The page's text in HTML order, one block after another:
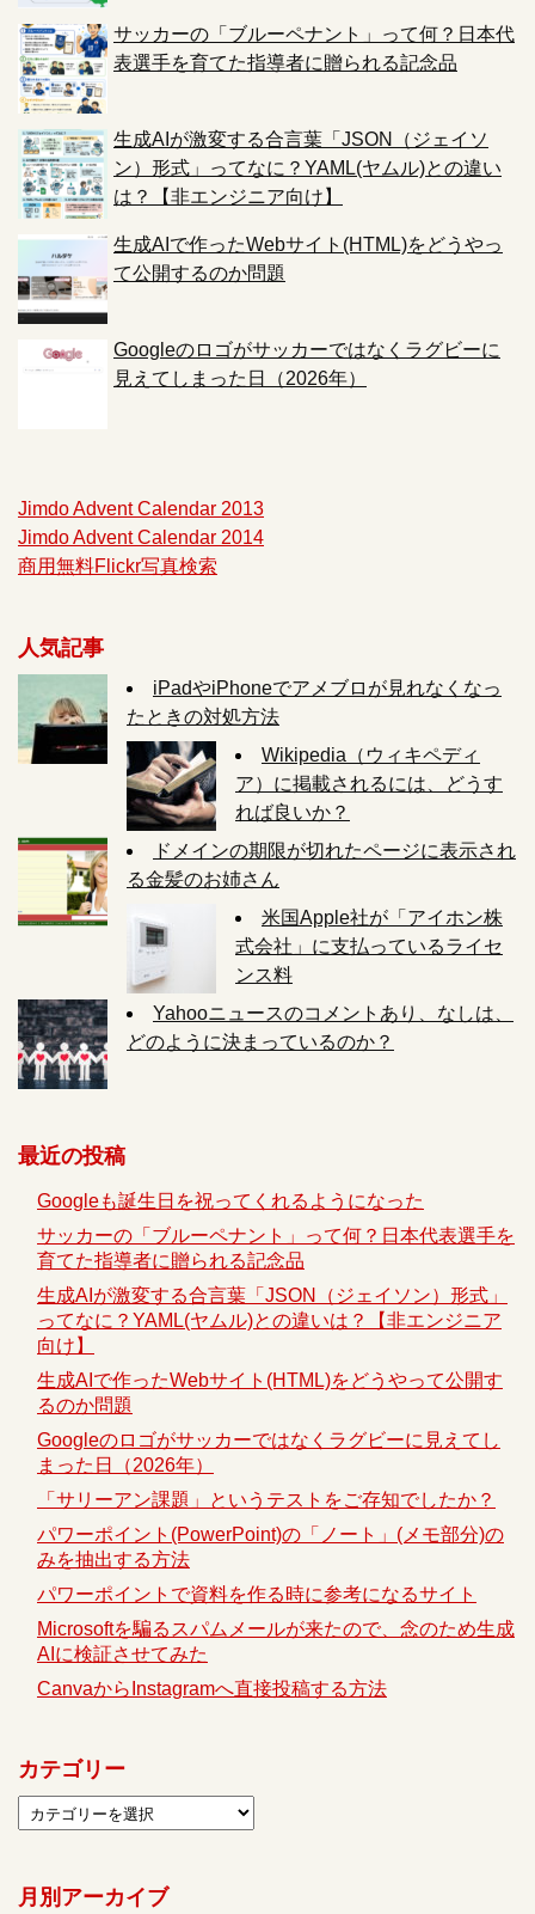
サッカーの「ブルーペナント」って何？日本代
表選手を育てた指導者に贈られる記念品
生成AIが激変する合言葉「JSON（ジェイソ
ン）形式」ってなに？YAML(ヤムル)との違い
は？【非エンジニア向け】
生成AIで作ったWebサイト(HTML)をどうやっ
て公開するのか問題
Googleのロゴがサッカーではなくラグビーに
見えてしまった日（2026年）
Jimdo Advent Calendar 2013
Jimdo Advent Calendar 2014
商用無料Flickr写真検索
人気記事
iPadやiPhoneでアメブロが見れなくなっ
たときの対処方法
Wikipedia（ウィキペディ
ア）に掲載されるには、どうす
れば良いか？
ドメインの期限が切れたページに表示され
る金髪のお姉さん
米国Apple社が「アイホン株
式会社」に支払っているライセ
ンス料
Yahooニュースのコメントあり、なしは、
どのように決まっているのか？
最近の投稿
Googleも誕生日を祝ってくれるようになった
サッカーの「ブルーペナント」って何？日本代表選手を
育てた指導者に贈られる記念品
生成AIが激変する合言葉「JSON（ジェイソン）形式」
ってなに？YAML(ヤムル)との違いは？【非エンジニア
向け】
生成AIで作ったWebサイト(HTML)をどうやって公開す
るのか問題
Googleのロゴがサッカーではなくラグビーに見えてし
まった日（2026年）
「サリーアン課題」というテストをご存知でしたか？
パワーポイント(PowerPoint)の「ノート」(メモ部分)の
みを抽出する方法
パワーポイントで資料を作る時に参考になるサイト
Microsoftを騙るスパムメールが来たので、念のため生成
AIに検証させてみた
CanvaからInstagramへ直接投稿する方法
カテゴリー
月別アーカイブ